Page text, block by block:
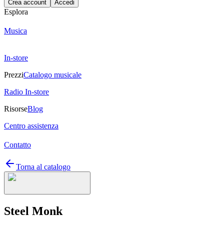
Crea account Accedi
Esplora
Musica
In-store
PrezziCatalogo musicale
Radio In-store
RisorseBlog
Centro assistenza
Contatto
Torna al catalogo
Steel Monk